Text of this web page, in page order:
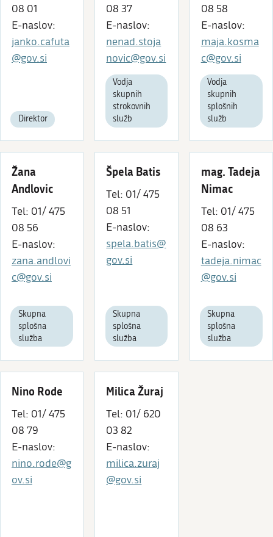
08 01
E-naslov:
janko.cafuta
@gov.si
Direktor
08 37
E-naslov:
nenad.stoja
novic@gov.si
Vodja
skupnih
strokovnih
služb
08 58
E-naslov:
maja.kosma
c@gov.si
Vodja
skupnih
splošnih
služb
Žana
Andlovic
Tel: 01/ 475
08 56
E-naslov:
zana.andlovi
c@gov.si
Skupna
splošna
služba
Špela Batis
Tel: 01/ 475
08 51
E-naslov:
spela.batis@
gov.si
Skupna
splošna
služba
mag. Tadeja
Nimac
Tel: 01/ 475
08 63
E-naslov:
tadeja.nimac
@gov.si
Skupna
splošna
služba
Nino Rode
Tel: 01/ 475
08 79
E-naslov:
nino.rode@g
ov.si
Milica Žuraj
Tel: 01/ 620
03 82
E-naslov:
milica.zuraj
@gov.si